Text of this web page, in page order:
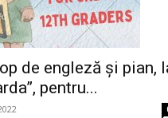
de engleză și pian,
pentru...